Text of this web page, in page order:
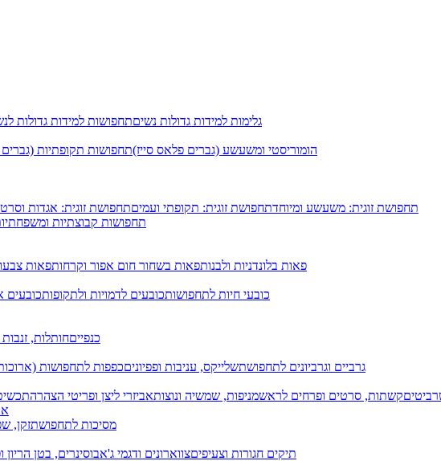
גלימות למידות גדולות נשיםתחפושות למידות גדולות
הומוריסטי ומשעשע (גברים פלאס סייז)תחפושות תקופתיות (גברים
תחפושת זוגית: משעשע ומיוחדתחפושת זוגית: תקופתי ועמיםתחפושת זוגית: אגדות
תחפושות קבוצתיות
פאות בלונדניות ולבנותפאות בשחור חום אפור וקרחותפאות
כובעי חיות לתחפושותכובעים לדמויות ולתקופותכובעים
כנפייםחותלות,
גרביים וגרביונים לתחפושתשלייקס, עניבות ופפיוניםכפפות לתחפושות
קשתות, סרטים ופרחים לראשמניפות, שמשיה ונוצותאביזרי ליצן ופריטי הצהרה
מסיכות לתחפושתזקן,
תיקים חגורות וצעיפיםצווארונים ודגמי ג'אבוסינרים, בטן